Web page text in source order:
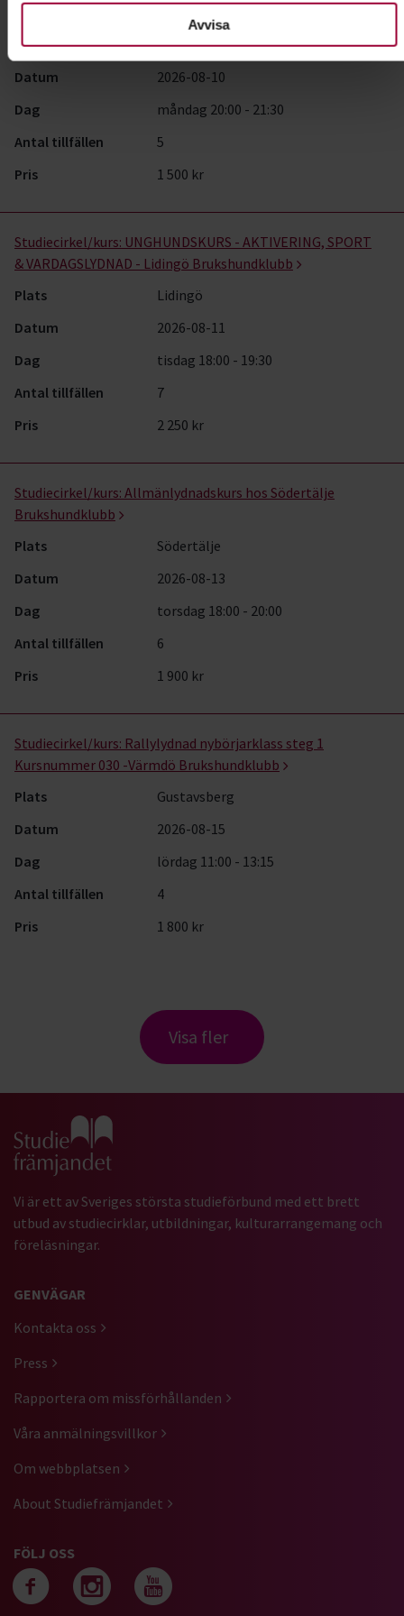
Avvisa
Plats
Farsta
Datum
2026-08-10
Dag
måndag 20:00 - 21:30
Antal tillfällen
5
Pris
1 500 kr
Studiecirkel/kurs: UNGHUNDSKURS - AKTIVERING, SPORT
& VARDAGSLYDNAD - Lidingö Brukshundklubb
Plats
Lidingö
Datum
2026-08-11
Dag
tisdag 18:00 - 19:30
Antal tillfällen
7
Pris
2 250 kr
Studiecirkel/kurs: Allmänlydnadskurs hos Södertälje
Brukshundklubb
Plats
Södertälje
Datum
2026-08-13
Dag
torsdag 18:00 - 20:00
Antal tillfällen
6
Pris
1 900 kr
Studiecirkel/kurs: Rallylydnad nybörjarklass steg 1
Kursnummer 030 -Värmdö Brukshundklubb
Plats
Gustavsberg
Datum
2026-08-15
Dag
lördag 11:00 - 13:15
Antal tillfällen
4
Pris
1 800 kr
Visa fler
Gå till studiefrämjandets startsida
Vi är ett av Sveriges största studieförbund med ett brett
utbud av studiecirklar, utbildningar, kulturarrangemang och
föreläsningar.
GENVÄGAR
Kontakta oss
Press
Rapportera om missförhållanden
Våra anmälningsvillkor
Om webbplatsen
About Studiefrämjandet
FÖLJ OSS